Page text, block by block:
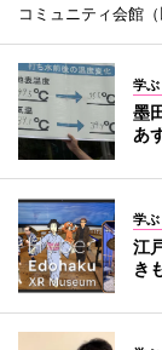
コミュニティ会館
学ぶ
墨
あ
学ぶ
江
き